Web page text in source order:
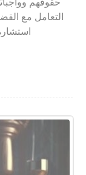
حقوقهم
التعامل مع
استشارة